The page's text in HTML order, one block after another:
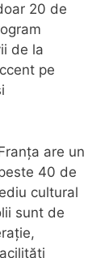
20 de
de la
pe
are un
40 de
cultural
sunt de